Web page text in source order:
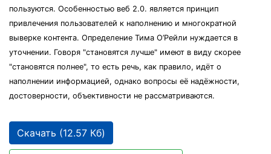
пользуются. Особенностью веб 2.0. является принцип
привлечения пользователей к наполнению и многократной
выверке контента. Определение Тима О’Рейли нуждается в
уточнении. Говоря "становятся лучше" имеют в виду скорее
"становятся полнее", то есть речь, как правило, идёт о
наполнении информацией, однако вопросы её надёжности,
достоверности, объективности не рассматриваются.
Скачать (12.57 Кб)